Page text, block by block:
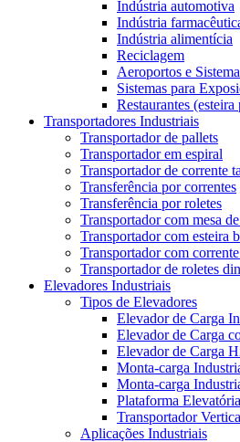
Indústria automotiva
Indústria
Indústria alimentícia
Reciclagem
Aeroportos e
Sistemas para
Restaurantes (esteira
Transportadores Industriais
Transportador de pallets
Transportador em espiral
Transportador de corrente
Transferência por correntes
Transferência por roletes
Transportador com mesa
Transportador com esteira
Transportador com
Transportador de roletes
Elevadores Industriais
Tipos de Elevadores
Elevador de Carga
Elevador de Carga
Elevador de Carga
Monta-carga
Monta-carga
Plataforma
Transportador
Aplicações Industriais